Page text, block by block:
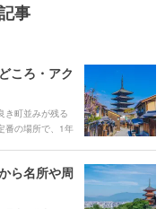
事
ころ・アク
き町並みが残る
番の場所で、1年
われた金閣寺、
など、主に歴
ら名所や周